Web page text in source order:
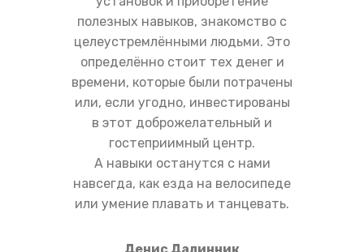
полезных навыков, знакомство с
целеустремлёнными людьми. Это
определённо стоит тех денег и
времени, которые были потрачены
или, если угодно, инвестированы
в этот доброжелательный и
гостеприимный центр.
А навыки останутся с нами
навсегда, как езда на велосипеде
или умение плавать и танцевать.